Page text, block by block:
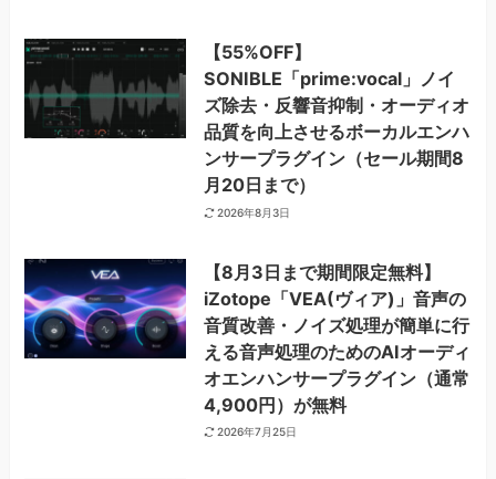
【55%OFF】
SONIBLE「prime:vocal」ノイ
ズ除去・反響音抑制・オーディオ
品質を向上させるボーカルエンハ
ンサープラグイン（セール期間8
月20日まで）
2026年8月3日
【8月3日まで期間限定無料】
iZotope「VEA(ヴィア)」音声の
音質改善・ノイズ処理が簡単に行
える音声処理のためのAIオーディ
オエンハンサープラグイン（通常
4,900円）が無料
2026年7月25日